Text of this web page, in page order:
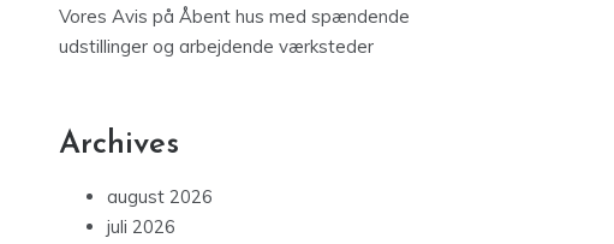
Vores Avis på Åbent hus med spændende
udstillinger og arbejdende værksteder
Archives
august 2026
juli 2026